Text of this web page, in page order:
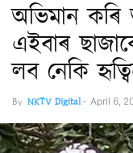
অভিমান
এইবাৰ
লব নেকি
By NKTV Digital- April 6,